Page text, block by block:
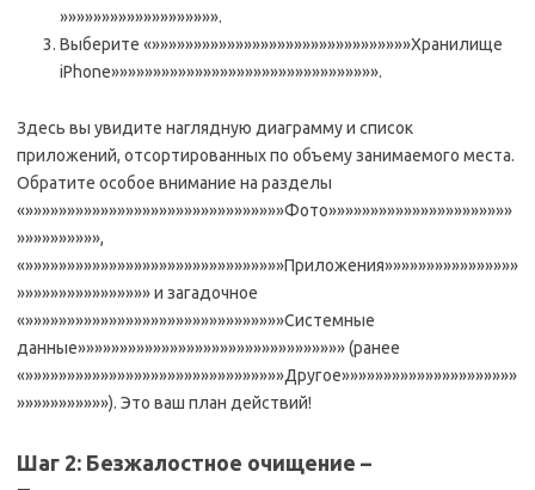
»»»»»»»»»»»»»»»»»»».
Выберите «»»»»»»»»»»»»»»»»»»»»»»»»»»»»»»»Хранилище
iPhone»»»»»»»»»»»»»»»»»»»»»»»»»»»»»»»».
Здесь вы увидите наглядную диаграмму и список
приложений, отсортированных по объему занимаемого места.
Обратите особое внимание на разделы
«»»»»»»»»»»»»»»»»»»»»»»»»»»»»»»»Фото»»»»»»»»»»»»»»»»»»»»»»
»»»»»»»»»»,
«»»»»»»»»»»»»»»»»»»»»»»»»»»»»»»»Приложения»»»»»»»»»»»»»»»»
»»»»»»»»»»»»»»»» и загадочное
«»»»»»»»»»»»»»»»»»»»»»»»»»»»»»»»Системные
данные»»»»»»»»»»»»»»»»»»»»»»»»»»»»»»»» (ранее
«»»»»»»»»»»»»»»»»»»»»»»»»»»»»»»»Другое»»»»»»»»»»»»»»»»»»»»»
»»»»»»»»»»»). Это ваш план действий!
Шаг 2: Безжалостное очищение –